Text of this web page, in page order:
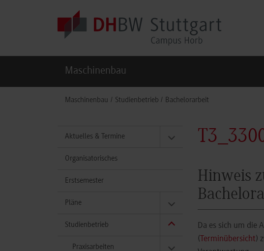
Maschinenbau
Maschinenbau Studienbetrieb Bachelorarbeit
Aktuelles & Termine
Organisatorisches
Erstsemester
Pläne
Studienbetrieb
Praxisarbeiten
Hinweis
Da es sich um die
( Terminübersicht)